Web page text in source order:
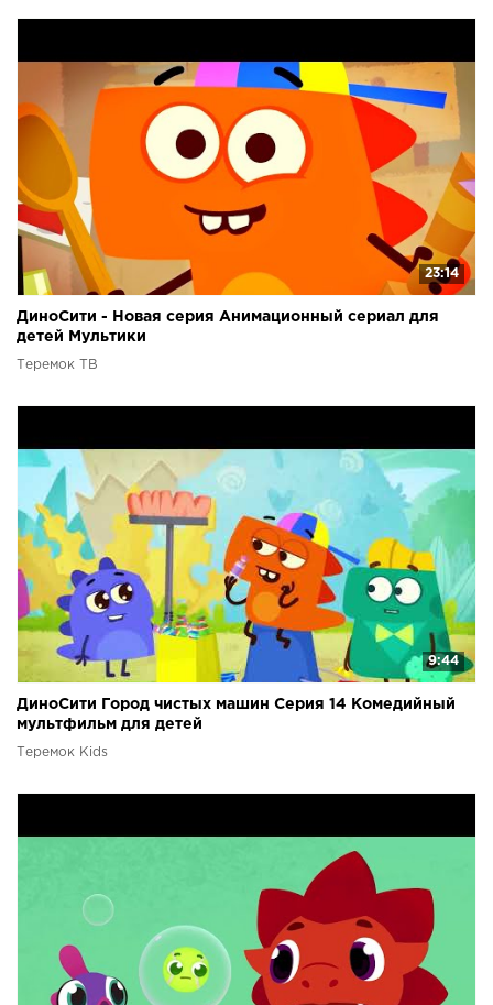
23:14
ДиноСити - Новая серия Анимационный сериал для
детей Мультики
Теремок ТВ
9:44
ДиноСити Город чистых машин Серия 14 Комедийный
мультфильм для детей
Теремок Kids